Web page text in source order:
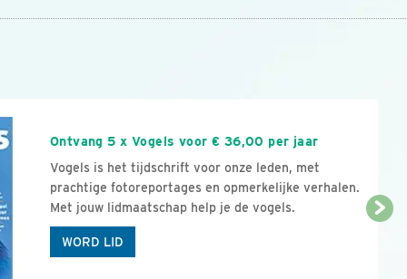
Ontvang 5 x Vogels voor € 36,00 per jaar
Vogels is het tijdschrift voor onze leden, met
prachtige fotoreportages en opmerkelijke verhalen.
Met jouw lidmaatschap help je de vogels.
WORD LID